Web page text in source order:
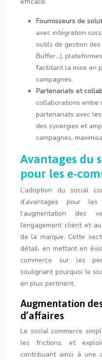
efficace.
Fournisseurs de
avec intégration
outils de gestion
Buffer…),
facilitant la mise en
campagnes.
Partenariats et
collaborations entre
partenariats avec
des synergies et
campagnes,
Avantages du
pour les e-
L’adoption du social
d’avantages pour
l’augmentation des
l’engagement client et
de la marque. Cette
détail, en mettant en
commerce sur les
soulignant pourquoi le
en plus pertinent.
Augmentation
d’affaires
Le social commerce
les frictions, et
contribuant ainsi à une